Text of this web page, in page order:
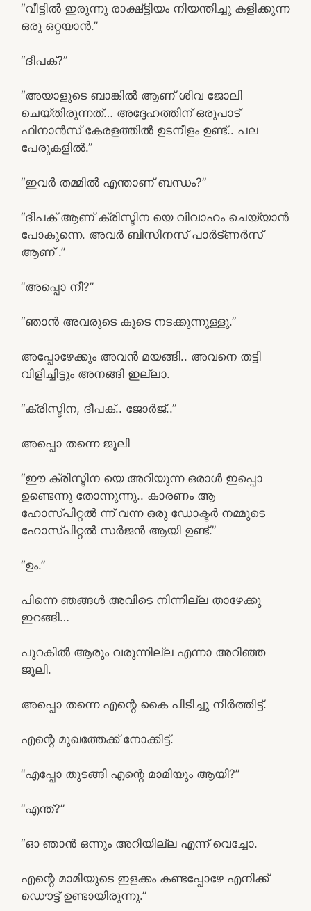
“വീട്ടിൽ ഇരുന്നു രാക്ഷ്ട്ടിയം നിയന്തിച്ചു കളിക്കുന്ന
ഒരു ഒറ്റയാൻ.”
“ദീപക്?”
“അയാളുടെ ബാങ്കിൽ ആണ് ശിവ ജോലി
ചെയ്തിരുന്നത്… അദ്ദേഹത്തിന് ഒരുപാട്
ഫിനാൻസ് കേരളത്തിൽ ഉടനീളം ഉണ്ട്.. പല
പേരുകളിൽ.”
“ഇവർ തമ്മിൽ എന്താണ് ബന്ധം?”
“ദീപക് ആണ് ക്രിസ്ടിന യെ വിവാഹം ചെയ്യാൻ
പോകുന്നെ. അവർ ബിസിനസ് പാർട്ണർസ്
ആണ് .”
“അപ്പൊ നീ?”
“ഞാൻ അവരുടെ കൂടെ നടക്കുന്നുള്ളു.”
അപ്പോഴേക്കും അവൻ മയങ്ങി.. അവനെ തട്ടി
വിളിച്ചിട്ടും അനങ്ങി ഇല്ലാ.
“ക്രിസ്ടിന, ദീപക്.. ജോർജ്..”
അപ്പൊ തന്നെ ജൂലി
“ഈ ക്രിസ്ടിന യെ അറിയുന്ന ഒരാൾ ഇപ്പൊ
ഉണ്ടെന്നു തോന്നുന്നു.. കാരണം ആ
ഹോസ്പിറ്റൽ ന്ന് വന്ന ഒരു ഡോക്ടർ നമ്മുടെ
ഹോസ്പിറ്റൽ സർജൻ ആയി ഉണ്ട്.”
“ഉം.”
പിന്നെ ഞങ്ങൾ അവിടെ നിന്നില്ല താഴേക്കു
ഇറങ്ങി…
പുറകിൽ ആരും വരുന്നില്ല എന്നാ അറിഞ്ഞ
ജൂലി.
അപ്പൊ തന്നെ എന്റെ കൈ പിടിച്ചു നിർത്തിട്ട്.
എന്റെ മുഖത്തേക്ക് നോക്കിട്ട്.
“എപ്പോ തുടങ്ങി എന്റെ മാമിയും ആയി?”
“എന്ത്?”
“ഓ ഞാൻ ഒന്നും അറിയില്ല എന്ന് വെച്ചോ.
എന്റെ മാമിയുടെ ഇളക്കം കണ്ടപ്പോഴേ എനിക്ക്
ഡൌട്ട് ഉണ്ടായിരുന്നു.”